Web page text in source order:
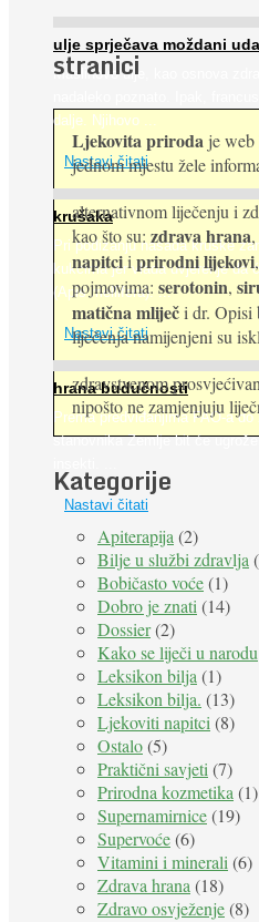
ulje sprječava moždani
Maslinovo ulje, kao osnova
dalje. Njihovo ...
Nastavi čitati
krušaka
Pri podizanju nasada kruške
kukcima jer vlada uvjerenje da
(Apis mellifera). ...
Nastavi čitati
hrana budućnosti
Prema predviđanjima FAO-a
stanovnika Zemlje bit će
Nastavi čitati
stranici
Ljekovita priroda je
jednom mjestu žele
alternativnom liječenju i
kao što su: zdrava hrana,
napitciiprirodni lijekovi
pojmovima: serotonin,
matična mliječi dr. Opisi
liječenja namijenjeni su
zdravstvenom
nipošto ne zamjenjuju
Kategorije
Apiterapija (2)
Bilje u službi zdravlja
Bobičasto voće(1)
Dobro je znati (14)
Dossier(2)
Kako se liječi u narodu
Leksikon bilja (1)
Leksikon bilja. (13)
Ljekoviti napitci (8)
Ostalo(5)
Praktični savjeti (7)
Prirodna kozmetika (1)
Supernamirnice(19)
Supervoće(6)
Vitamini i minerali (6)
Zdrava hrana (18)
Zdravo osvježenje(8)